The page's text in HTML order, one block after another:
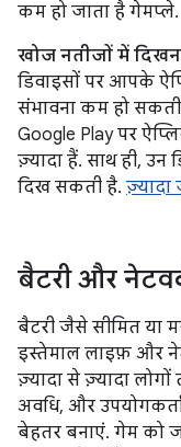
कम हो जाता है गेमप्ले.
खोज नतीजों में
डिवाइसों पर आपके
संभावना कम हो
Google Play पर
ज़्यादा हैं. साथ ही, उन
दिख सकती है. ज़्यादा
बैटरी और
बैटरी जैसे सीमित या
इस्तेमाल लाइफ़ और
ज़्यादा से ज़्यादा
अवधि, और
बेहतर बनाएं. गेम को